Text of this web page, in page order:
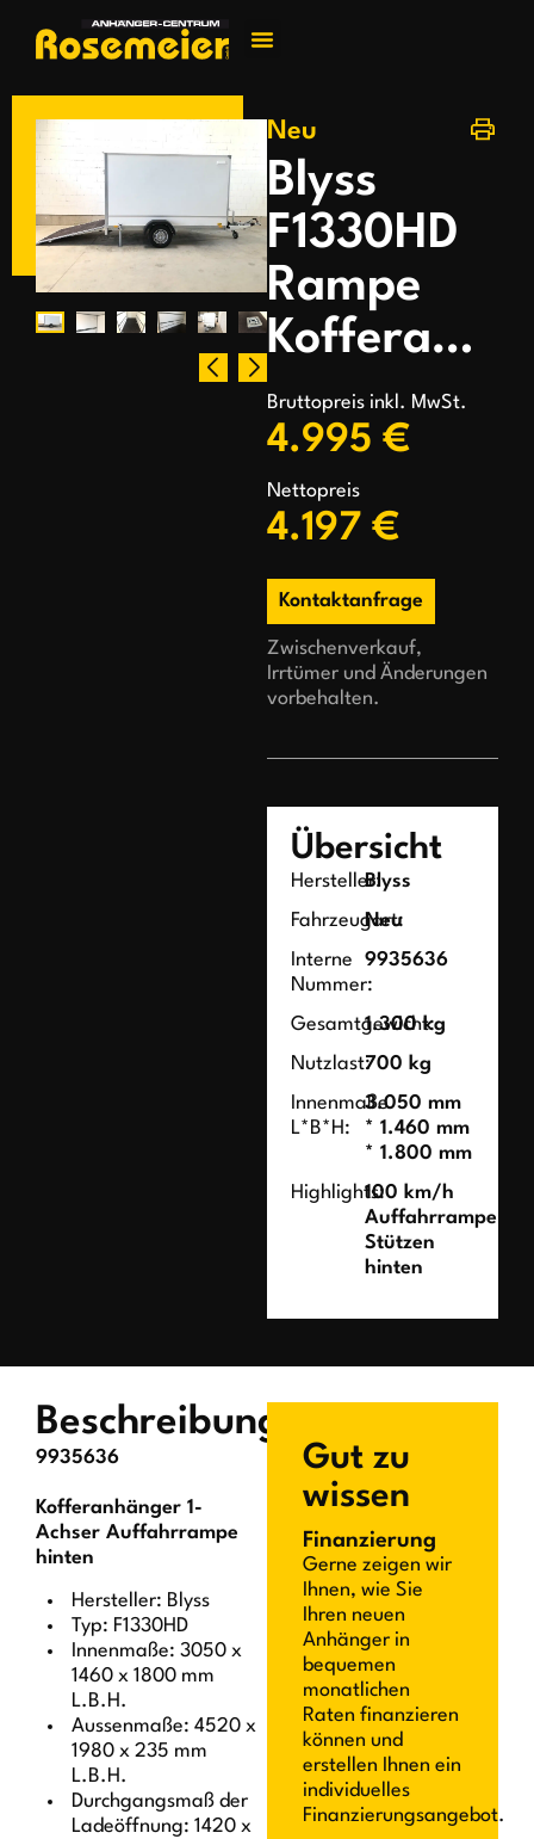
Neu
Blyss
F1330HD
Rampe
Kofferanhänger
Bruttopreis inkl. MwSt.
4.995 €
Nettopreis
4.197 €
Kontaktanfrage
Zwischenverkauf,
Irrtümer und Änderungen
vorbehalten.
Übersicht
Hersteller:Blyss
Fahrzeugart:
Neu
Interne
Nummer:
9935636
Gesamtgewicht:
1.300 kg
Nutzlast:700 kg
Innenmaße
L*B*H:
3.050 mm
* 1.460 mm
* 1.800 mm
Highlights:100 km/h
Auffahrrampe
Stützen
hinten
Beschreibung
9935636
Kofferanhänger 1-
Achser Auffahrrampe
hinten
Hersteller: Blyss
Typ: F1330HD
Innenmaße: 3050 x
1460 x 1800 mm
L.B.H.
Aussenmaße: 4520 x
1980 x 235 mm
L.B.H.
Durchgangsmaß der
Ladeöffnung: 1420 x
Gut zu
wissen
Finanzierung
Gerne zeigen wir
Ihnen, wie Sie
Ihren neuen
Anhänger in
bequemen
monatlichen
Raten finanzieren
können und
erstellen Ihnen ein
individuelles
Finanzierungsangebot.